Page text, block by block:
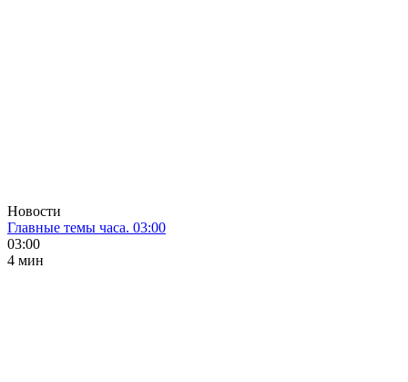
Новости
Главные темы часа. 03:00
03:00
4 мин